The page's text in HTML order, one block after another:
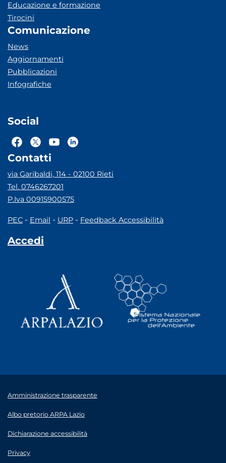
Educazione e formazione
Tirocini
Comunicazione
News
Aggiornamenti
Pubblicazioni
Infografiche
Social
Contatti
via Garibaldi, 114 - 02100 Rieti
Tel. 0746267201
P.Iva 00915900575
PEC - Email - URP - Feedback Accessibilità
Accedi
Amministrazione trasparente
Albo pretorio ARPA Lazio
Dichiarazione accessibilità
Privacy